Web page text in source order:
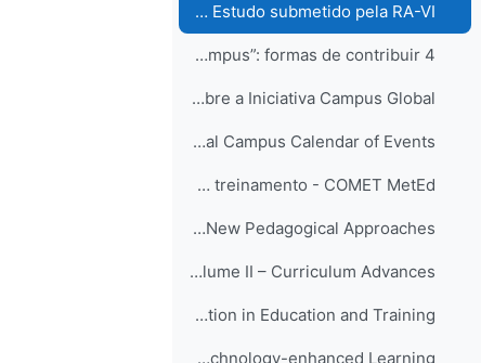
Exemplo: Caso de Estudo submetido pela RA-VI
4 Iniciativa “Global Campus”: formas de contribuir...
Informações sobre a Iniciativa Campus Global
WMO Global Campus Calendar of Events
Catálogo de educação e treinamento - COMET MetEd
Global Campus Innovations: Volume I – New Pedagogical Approaches
Global Campus Innovations: Volume II – Curriculum Advances
Global Campus Innovations: Volume III – Collaboration in Education and Training
Global Campus Innovations: Volume IV – Technology-enhanced Learning